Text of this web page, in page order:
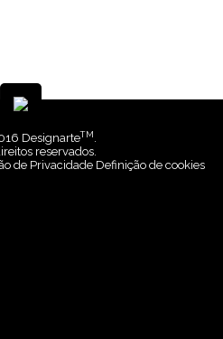
DesignarteTM.
reservados.
de Privacidade Definição de cookies